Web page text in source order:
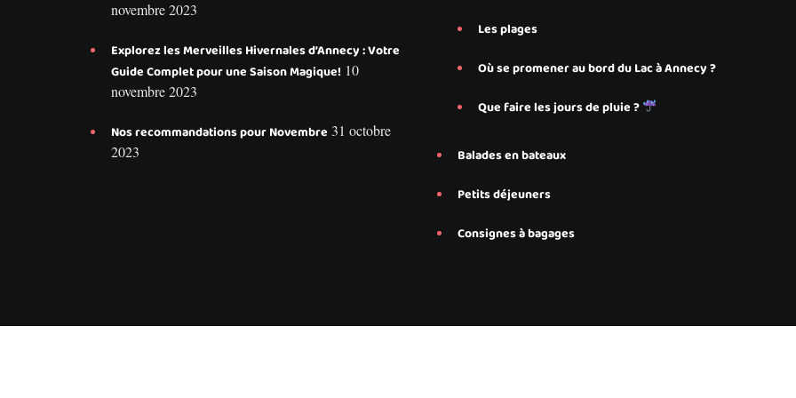
novembre 2023
Explorez les Merveilles Hivernales d’Annecy : Votre
Guide Complet pour une Saison Magique! 10
novembre 2023
Nos recommandations pour Novembre 31 octobre
2023
Les plages
Où se promener au bord du Lac à Annecy ?
Que faire les jours de pluie ?
Balades en bateaux
Petits déjeuners
Consignes à bagages